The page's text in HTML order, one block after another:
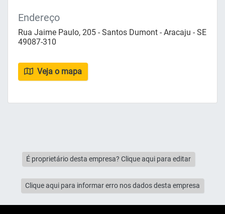
Endereço
Rua Jaime Paulo, 205 - Santos Dumont - Aracaju - SE
49087-310
Veja o mapa
É proprietário desta empresa? Clique aqui para editar
Clique aqui para informar erro nos dados desta empresa